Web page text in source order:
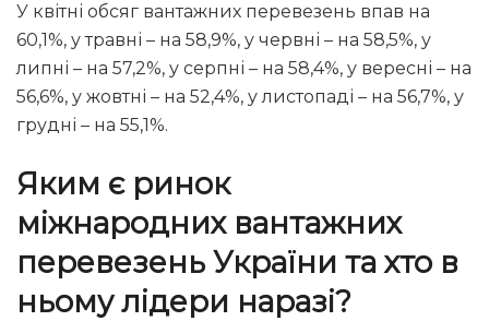
У квітні обсяг вантажних перевезень впав на
60,1%, у травні – на 58,9%, у червні – на 58,5%, у
липні – на 57,2%, у серпні – на 58,4%, у вересні – на
56,6%, у жовтні – на 52,4%, у листопаді – на 56,7%, у
грудні – на 55,1%.
Яким є ринок
міжнародних вантажних
перевезень України та хто в
ньому лідери наразі?